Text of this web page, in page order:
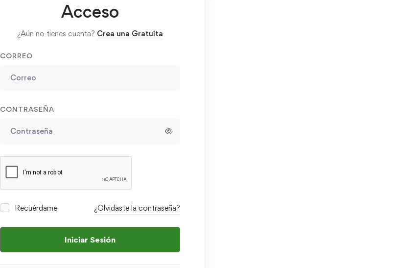
Acceso
¿Aún no tienes cuenta? Crea una Gratuita
CORREO
CONTRASEÑA
Recuérdame ¿Olvidaste la contraseña?
Iniciar Sesión